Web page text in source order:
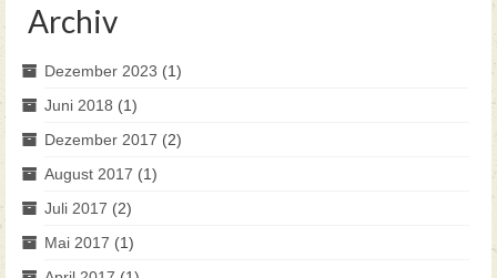
Archiv
Dezember 2023 (1)
Juni 2018 (1)
Dezember 2017 (2)
August 2017 (1)
Juli 2017 (2)
Mai 2017 (1)